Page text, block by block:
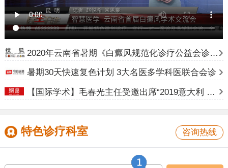
2020年云南省暑期《白癜风规范化诊疗公益会诊》计划
暑期30天快速复色计划 3大名医多学科医联合会诊
【国际学术】毛春光主任受邀出席“2019意大利 24 届世界皮肤科大
咨询热线
特色诊疗科室